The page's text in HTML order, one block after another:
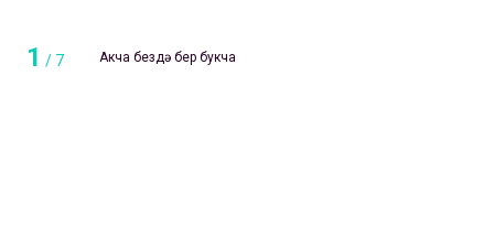
1 / 7 Акча бездә бер букча